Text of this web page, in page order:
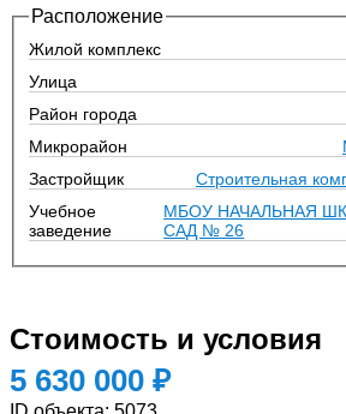
Расположение
Жилой комплекс
Улица
Район города
Микрорайон
Застройщик
Строительная
Учебное
заведение
МБОУ НАЧАЛЬНАЯ
САД № 26
Стоимость и условия
5 630 000 ₽